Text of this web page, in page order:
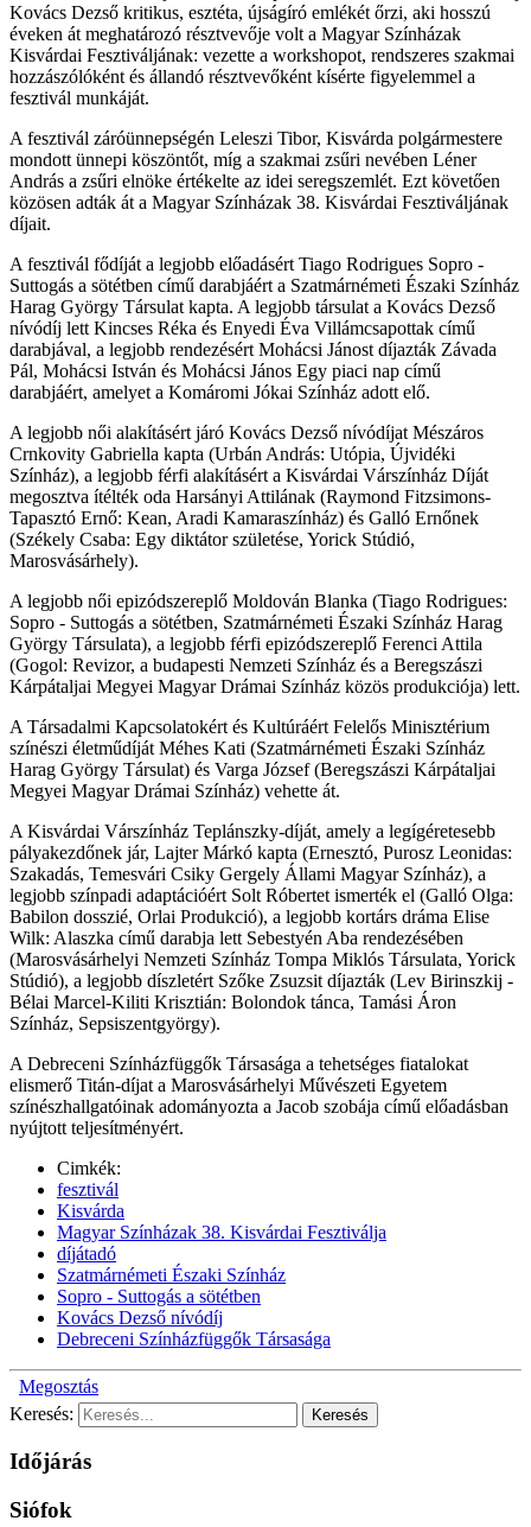
Kovács Dezső kritikus, esztéta, újságíró emlékét őrzi, aki hosszú
éveken át meghatározó résztvevője volt a Magyar Színházak
Kisvárdai Fesztiváljának: vezette a workshopot, rendszeres szakmai
hozzászólóként és állandó résztvevőként kísérte figyelemmel a
fesztivál munkáját.
A fesztivál záróünnepségén Leleszi Tibor, Kisvárda polgármestere
mondott ünnepi köszöntőt, míg a szakmai zsűri nevében Léner
András a zsűri elnöke értékelte az idei seregszemlét. Ezt követően
közösen adták át a Magyar Színházak 38. Kisvárdai Fesztiváljának
díjait.
A fesztivál fődíját a legjobb előadásért Tiago Rodrigues Sopro -
Suttogás a sötétben című darabjáért a Szatmárnémeti Északi Színház
Harag György Társulat kapta. A legjobb társulat a Kovács Dezső
nívódíj lett Kincses Réka és Enyedi Éva Villámcsapottak című
darabjával, a legjobb rendezésért Mohácsi Jánost díjazták Závada
Pál, Mohácsi István és Mohácsi János Egy piaci nap című
darabjáért, amelyet a Komáromi Jókai Színház adott elő.
A legjobb női alakításért járó Kovács Dezső nívódíjat Mészáros
Crnkovity Gabriella kapta (Urbán András: Utópia, Újvidéki
Színház), a legjobb férfi alakításért a Kisvárdai Várszínház Díját
megosztva ítélték oda Harsányi Attilának (Raymond Fitzsimons-
Tapasztó Ernő: Kean, Aradi Kamaraszínház) és Galló Ernőnek
(Székely Csaba: Egy diktátor születése, Yorick Stúdió,
Marosvásárhely).
A legjobb női epizódszereplő Moldován Blanka (Tiago Rodrigues:
Sopro - Suttogás a sötétben, Szatmárnémeti Északi Színház Harag
György Társulata), a legjobb férfi epizódszereplő Ferenci Attila
(Gogol: Revizor, a budapesti Nemzeti Színház és a Beregszászi
Kárpátaljai Megyei Magyar Drámai Színház közös produkciója) lett.
A Társadalmi Kapcsolatokért és Kultúráért Felelős Minisztérium
színészi életműdíját Méhes Kati (Szatmárnémeti Északi Színház
Harag György Társulat) és Varga József (Beregszászi Kárpátaljai
Megyei Magyar Drámai Színház) vehette át.
A Kisvárdai Várszínház Teplánszky-díját, amely a legígéretesebb
pályakezdőnek jár, Lajter Márkó kapta (Ernesztó, Purosz Leonidas:
Szakadás, Temesvári Csiky Gergely Állami Magyar Színház), a
legjobb színpadi adaptációért Solt Róbertet ismerték el (Galló Olga:
Babilon dosszié, Orlai Produkció), a legjobb kortárs dráma Elise
Wilk: Alaszka című darabja lett Sebestyén Aba rendezésében
(Marosvásárhelyi Nemzeti Színház Tompa Miklós Társulata, Yorick
Stúdió), a legjobb díszletért Szőke Zsuzsit díjazták (Lev Birinszkij -
Bélai Marcel-Kiliti Krisztián: Bolondok tánca, Tamási Áron
Színház, Sepsiszentgyörgy).
A Debreceni Színházfüggők Társasága a tehetséges fiatalokat
elismerő Titán-díjat a Marosvásárhelyi Művészeti Egyetem
színészhallgatóinak adományozta a Jacob szobája című előadásban
nyújtott teljesítményért.
Cimkék:
fesztivál
Kisvárda
Magyar Színházak 38. Kisvárdai Fesztiválja
díjátadó
Szatmárnémeti Északi Színház
Sopro - Suttogás a sötétben
Kovács Dezső nívódíj
Debreceni Színházfüggők Társasága
Megosztás
Keresés:
Időjárás
Siófok